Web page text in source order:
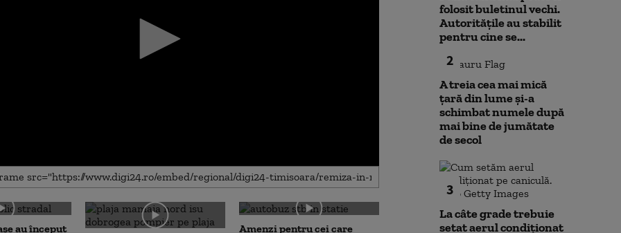
au început
Amenzi pentru cei care
folosit buletinul vechi.
Autoritățile au stabilit
pentru cine se...
2
A treia cea mai mică
țară din lume și-a
schimbat numele după
mai bine de jumătate
de secol
3
La câte grade trebuie
setat aerul condiționat